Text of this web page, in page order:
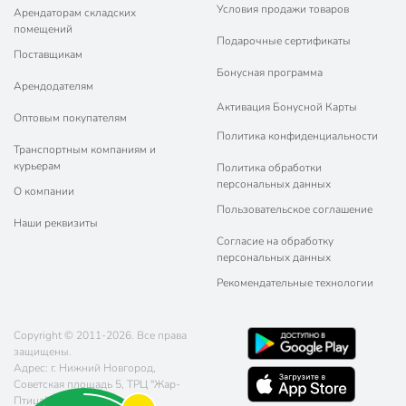
Арендаторам складских
помещений
Поставщикам
Арендодателям
Оптовым покупателям
Транспортным компаниям и
курьерам
О компании
Наши реквизиты
Условия продажи товаров
Подарочные сертификаты
Бонусная программа
Активация Бонусной Карты
Политика конфиденциальности
Политика обработки
персональных данных
Пользовательское соглашение
Согласие на обработку
персональных данных
Рекомендательные технологии
Copyright © 2011-2026. Все права
защищены.
Адрес: г. Нижний Новгород,
Советская площадь 5, ТРЦ "Жар-
Птица"